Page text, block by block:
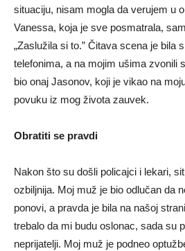
situaciju, nisam mogla da verujem u
Vanessa, koja je sve posmatrala,
„Zaslužila si to.” Čitava scena je bila
telefonima, a na mojim ušima zvonili
bio onaj Jasonov, koji je vikao na
povuku iz mog života zauvek.
Obratiti se pravdi
Nakon što su došli policajci i lekari,
ozbiljnija. Moj muž je bio odlučan da
ponovi, a pravda je bila na našoj
trebalo da mi budu oslonac, sada su
neprijatelji. Moj muž je podneo